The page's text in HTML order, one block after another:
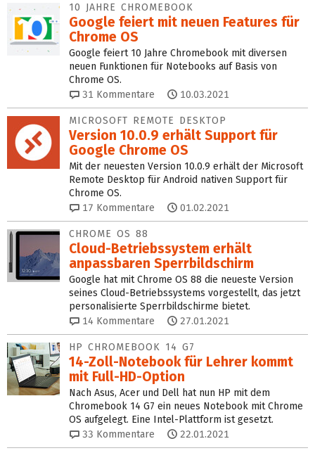
10 JAHRE CHROMEBOOK
Google feiert mit neuen Features für
Chrome OS
Google feiert 10 Jahre Chromebook mit diversen
neuen Funktionen für Notebooks auf Basis von
Chrome OS.
31 Kommentare 10.03.2021
MICROSOFT REMOTE DESKTOP
Version 10.0.9 erhält Support für
Google Chrome OS
Mit der neuesten Version 10.0.9 erhält der Microsoft
Remote Desktop für Android nativen Support für
Chrome OS.
17 Kommentare 01.02.2021
CHROME OS 88
Cloud-Betriebssystem erhält
anpassbaren Sperrbildschirm
Google hat mit Chrome OS 88 die neueste Version
seines Cloud-Betriebssystems vorgestellt, das jetzt
personalisierte Sperrbildschirme bietet.
14 Kommentare 27.01.2021
HP CHROMEBOOK 14 G7
14-Zoll-Notebook für Lehrer kommt
mit Full-HD-Option
Nach Asus, Acer und Dell hat nun HP mit dem
Chromebook 14 G7 ein neues Notebook mit Chrome
OS aufgelegt. Eine Intel-Plattform ist gesetzt.
33 Kommentare 22.01.2021